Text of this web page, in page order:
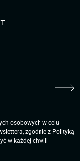
osobowych w celu
zgodnie z Polityką
w każdej chwili